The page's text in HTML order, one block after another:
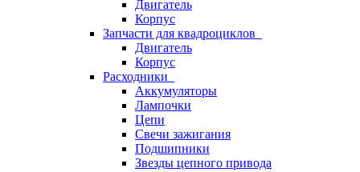
Двигатель
Корпус
Запчасти для квадроциклов
Двигатель
Корпус
Расходники
Аккумуляторы
Лампочки
Цепи
Свечи зажигания
Подшипники
Звезды цепного привода